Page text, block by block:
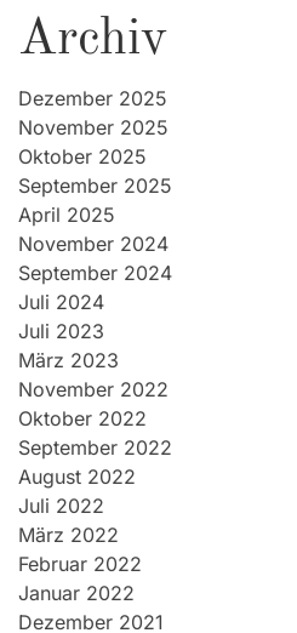
Archiv
Dezember 2025
November 2025
Oktober 2025
September 2025
April 2025
November 2024
September 2024
Juli 2024
Juli 2023
März 2023
November 2022
Oktober 2022
September 2022
August 2022
Juli 2022
März 2022
Februar 2022
Januar 2022
Dezember 2021